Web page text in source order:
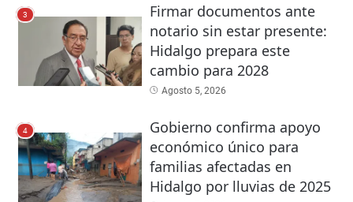
3
Firmar documentos ante
notario sin estar presente:
Hidalgo prepara este
cambio para 2028
Agosto 5, 2026
4
Gobierno confirma apoyo
económico único para
familias afectadas en
Hidalgo por lluvias de 2025